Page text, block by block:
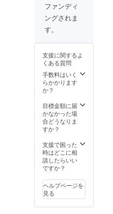
ファンディ
ングされま
す。
支援に関するよ
くある質問
手数料はいく
らかかります
か？
目標金額に届
かなかった場
合どうなりま
すか？
支援で困った
時はどこに相
談したらいい
ですか？
ヘルプページを
見る